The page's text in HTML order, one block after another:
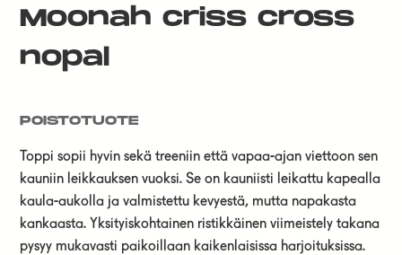
Moonah criss cross
nopal
POISTOTUOTE
Toppi sopii hyvin sekä treeniin että vapaa-ajan viettoon sen
kauniin leikkauksen vuoksi. Se on kauniisti leikattu kapealla
kaula-aukolla ja valmistettu kevyestä, mutta napakasta
kankaasta. Yksityiskohtainen ristikkäinen viimeistely takana
pysyy mukavasti paikoillaan kaikenlaisissa harjoituksissa.